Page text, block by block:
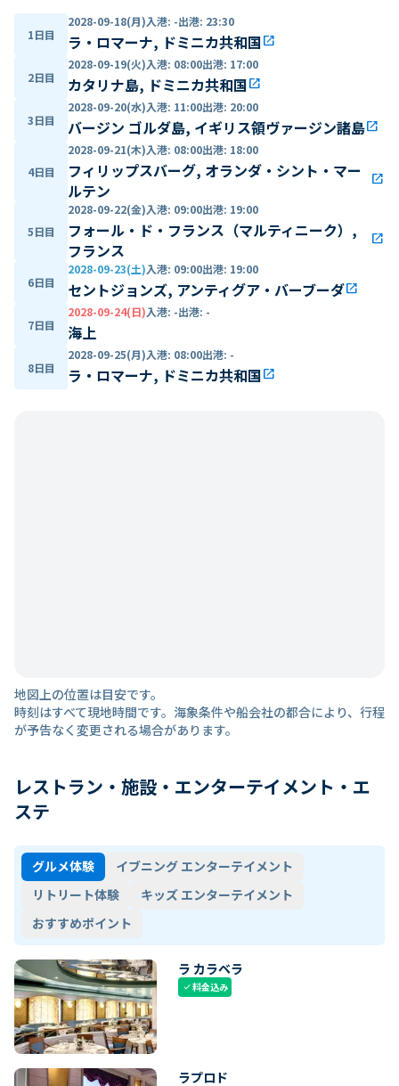
1日目
2028-09-18(月)入港: -出港: 23:30
ラ・ロマーナ, ドミニカ共和国open_in_new
2日目
2028-09-19(火)入港: 08:00出港: 17:00
カタリナ島, ドミニカ共和国open_in_new
3日目
2028-09-20(水)入港: 11:00出港: 20:00
バージン ゴルダ島, イギリス領ヴァージン諸島open_in_new
4日目
2028-09-21(木)入港: 08:00出港: 18:00
フィリップスバーグ, オランダ・シント・マー
ルテン
open_in_new
5日目
2028-09-22(金)入港: 09:00出港: 19:00
フォール・ド・フランス（マルティニーク）,
フランス
open_in_new
6日目
2028-09-23(土)入港: 09:00出港: 19:00
セントジョンズ, アンティグア・バーブーダopen_in_new
7日目
2028-09-24(日)入港: -出港: -
海上
8日目
2028-09-25(月)入港: 08:00出港: -
ラ・ロマーナ, ドミニカ共和国open_in_new
地図上の位置は目安です。
時刻はすべて現地時間です。海象条件や船会社の都合により、行程
が予告なく変更される場合があります。
レストラン・施設・エンターテイメント・エ
ステ
グルメ体験
イブニング エンターテイメント
リトリート体験
キッズ エンターテイメント
おすすめポイント
ラ カラベラ
check料金込み
ラプロド